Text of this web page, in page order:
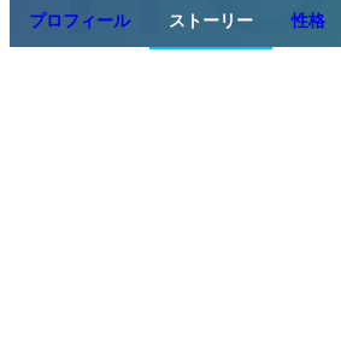
プロフィール ストーリー 性格